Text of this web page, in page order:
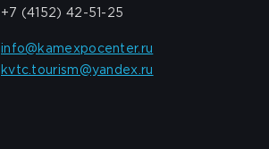
+7 (4152) 42-51-25
info@kamexpocenter.ru
kvtc.tourism@yandex.ru